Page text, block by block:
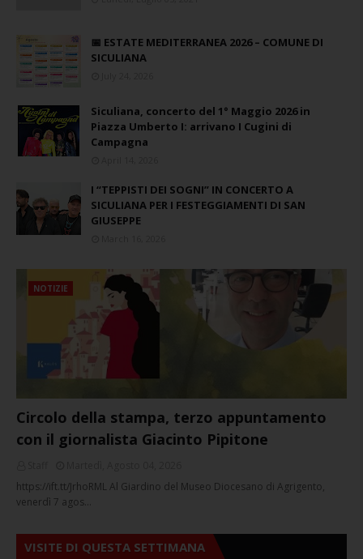
📅 ESTATE MEDITERRANEA 2026 – COMUNE DI
SICULIANA
Siculiana, concerto del 1° Maggio 2026 in
Piazza Umberto I: arrivano I Cugini di
Campagna
I “TEPPISTI DEI SOGNI” IN CONCERTO A
SICULIANA PER I FESTEGGIAMENTI DI SAN
GIUSEPPE
NOTIZIE
Circolo della stampa, terzo appuntamento
con il giornalista Giacinto Pipitone
https://ift.tt/JrhoRML Al Giardino del Museo Diocesano di Agrigento,
venerdì 7 agos…
VISITE DI QUESTA SETTIMANA